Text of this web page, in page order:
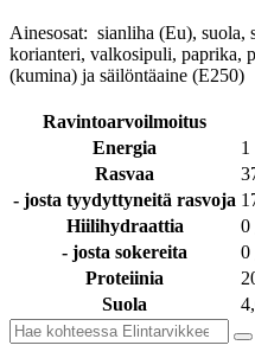
Ainesosat: sianliha (Eu), suola,
korianteri, valkosipuli, paprika,
(kumina) ja säilöntäaine (E250)
Ravintoarvoilmoitus
Energia
1
Rasvaa
- josta tyydyttyneitä rasvoja
Hiilihydraattia
0
- josta sokereita
0
Proteiinia
Suola